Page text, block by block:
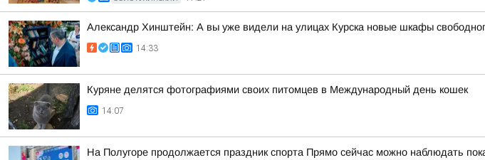
Александр Хинштейн: А вы уже видели на улицах Курска новые шкафы
14:33
Куряне делятся фотографиями своих питомцев в Международный день кошек
14:07
На Полугоре продолжается праздник спорта Прямо сейчас можно наблюдать